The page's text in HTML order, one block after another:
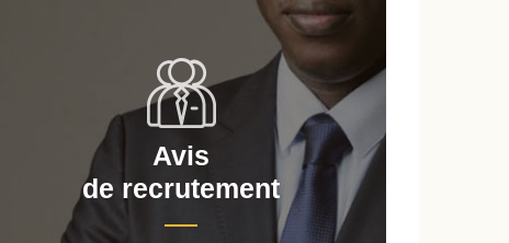
Avis
de recrutement